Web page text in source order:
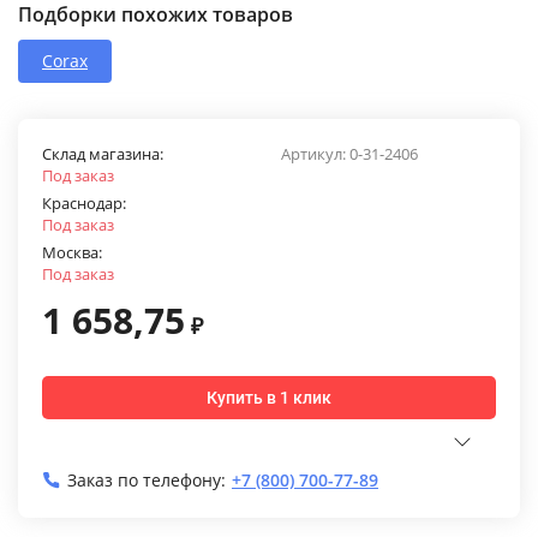
Подборки похожих товаров
Corax
Артикул:0-31-2406
Склад магазина:
Под заказ
Краснодар:
Под заказ
Москва:
Под заказ
1 658,75 ₽
Купить в 1 клик
Заказ по телефону: +7 (800) 700-77-89